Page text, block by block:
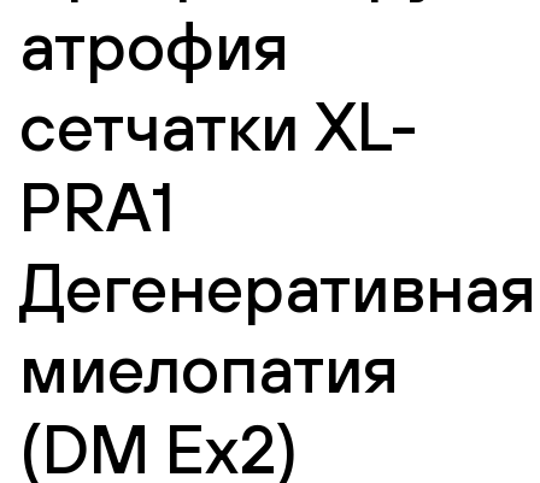
атрофия
сетчатки XL-
PRA1
Дегенеративная
миелопатия
(DM Ex2)